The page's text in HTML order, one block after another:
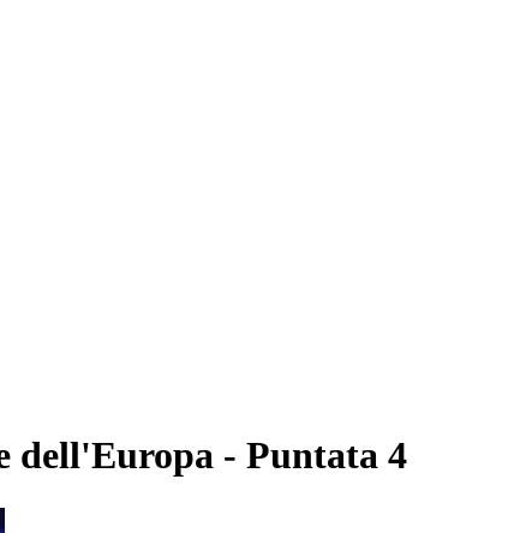
dell'Europa - Puntata 4